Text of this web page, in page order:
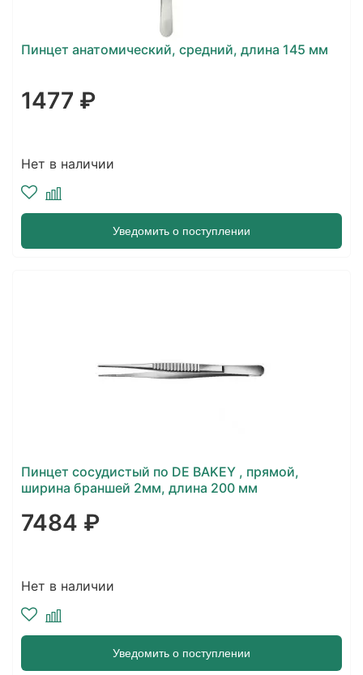
Пинцет анатомический, средний, длина 145 мм
1477 ₽
Нет в наличии
Уведомить о поступлении
Пинцет сосудистый по DE BAKEY , прямой,
ширина браншей 2мм, длина 200 мм
7484 ₽
Нет в наличии
Уведомить о поступлении